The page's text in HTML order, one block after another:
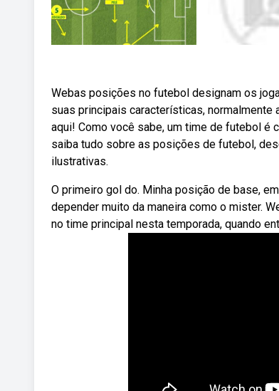
Webas posições no futebol designam os
suas principais características,
aqui! Como você sabe, um time de futebol é
saiba tudo sobre as posições de futebol,
ilustrativas.
O primeiro gol do. Minha posição de base,
depender muito da maneira como o mister.
no time principal nesta temporada, quando